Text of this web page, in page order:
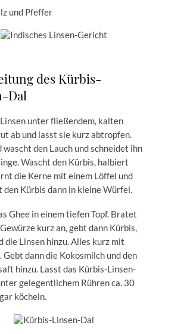
und Pfeffer
des Kürbis-
Dal
unter fließendem, kalten
ab und lasst sie kurz abtropfen.
wascht den Lauch und schneidet ihn
Wascht den Kürbis, halbiert
die Kerne mit einem Löffel und
den Kürbis dann in kleine Würfel.
Ghee in einem tiefen Topf. Bratet
kurz an, gebt dann Kürbis,
die Linsen hinzu. Alles kurz mit
Gebt dann die Kokosmilch und den
hinzu. Lasst das Kürbis-Linsen-
gelegentlichem Rühren ca. 30
köcheln.